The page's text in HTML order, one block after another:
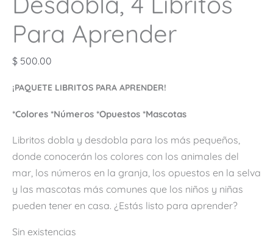
Para Aprender
$ 500.00
¡PAQUETE LIBRITOS PARA APRENDER!
*Colores *Números *Opuestos *Mascotas
Libritos dobla y desdobla para los más pequeños,
donde conocerán los colores con los animales del
mar, los números en la granja, los opuestos en la selva
y las mascotas más comunes que los niños y niñas
pueden tener en casa. ¿Estás listo para aprender?
Sin existencias